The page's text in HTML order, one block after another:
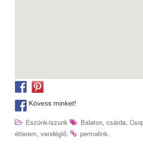
Kövess minket!
Eszünk-iszunk Balaton, csárda,
étterem, vendéglő. permalink.